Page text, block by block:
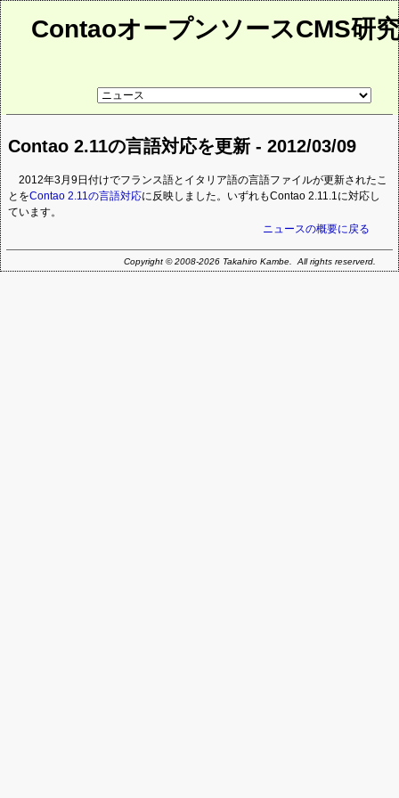
ContaoオープンソースCMS研
リ
ペ
ー
Contao 2.11の言語対応を更新 - 2012/03/09
2012年3月9日付けでフランス語とイタリア語の言語ファイルが更新されたこ
とをContao 2.11の言語対応に反映しました。いずれもContao 2.11.1に対応し
ています。
ニュースの概要に戻る
Copyright © 2008-2026 Takahiro Kambe. All rights reserverd.